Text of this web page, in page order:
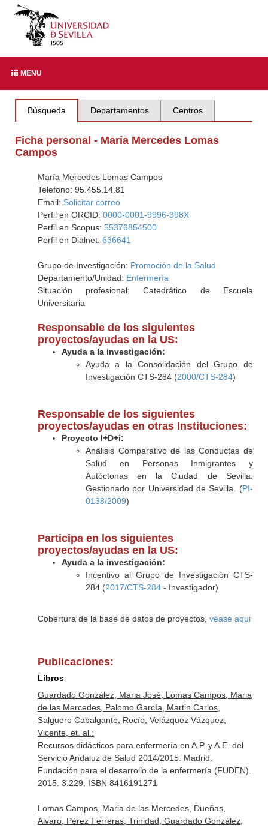
MENU
Búsqueda Departamentos Centros
Ficha personal - María Mercedes Lomas
Campos
María Mercedes Lomas Campos
Telefono: 95.455.14.81
Email: Solicitar correo
Perfil en ORCID: 0000-0001-9996-398X
Perfil en Scopus: 55376854500
Perfil en Dialnet: 636641
Grupo de Investigación: Promoción de la Salud
Departamento/Unidad: Enfermería
Situación profesional: Catedrático de Escuela
Universitaria
Responsable de los siguientes
proyectos/ayudas en la US:
Ayuda a la investigación:
Ayuda a la Consolidación del Grupo de
Investigación CTS-284 (2000/CTS-284)
Responsable de los siguientes
proyectos/ayudas en otras Instituciones:
Proyecto I+D+i:
Análisis Comparativo de las Conductas de
Salud en Personas Inmigrantes y
Autóctonas en la Ciudad de Sevilla.
Gestionado por Universidad de Sevilla. (PI-
0138/2009)
Participa en los siguientes
proyectos/ayudas en la US:
Ayuda a la investigación:
Incentivo al Grupo de Investigación CTS-
284 (2017/CTS-284- Investigador)
Cobertura de la base de datos de proyectos, véase aqui
Publicaciones:
Libros
Guardado González, Maria José, Lomas Campos, Maria
de las Mercedes, Palomo García, Martin Carlos,
Salguero Cabalgante, Rocío, Velázquez Vázquez,
Vicente, et. al.:
Recursos didácticos para enfermería en A.P. y A.E. del
Servicio Andaluz de Salud 2014/2015. Madrid.
Fundación para el desarrollo de la enfermería (FUDEN).
2015. 3.229. ISBN 8416191271
Lomas Campos, Maria de las Mercedes, Dueñas,
Alvaro, Pérez Ferreras, Trinidad, Guardado González,